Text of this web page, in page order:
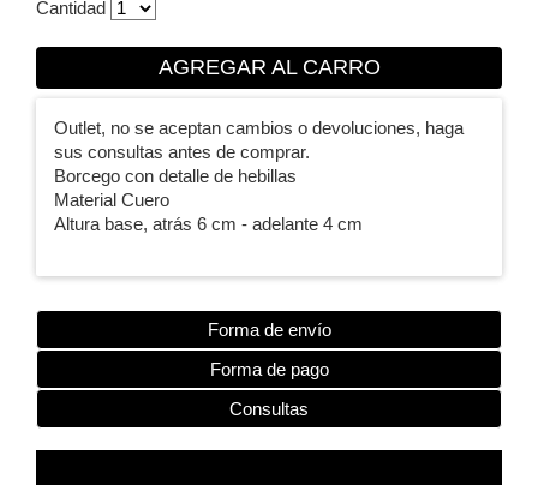
Cantidad
AGREGAR AL CARRO
Outlet, no se aceptan cambios o devoluciones, haga
sus consultas antes de comprar.
Borcego con detalle de hebillas
Material Cuero
Altura base, atrás 6 cm - adelante 4 cm
Forma de envío
Forma de pago
Consultas